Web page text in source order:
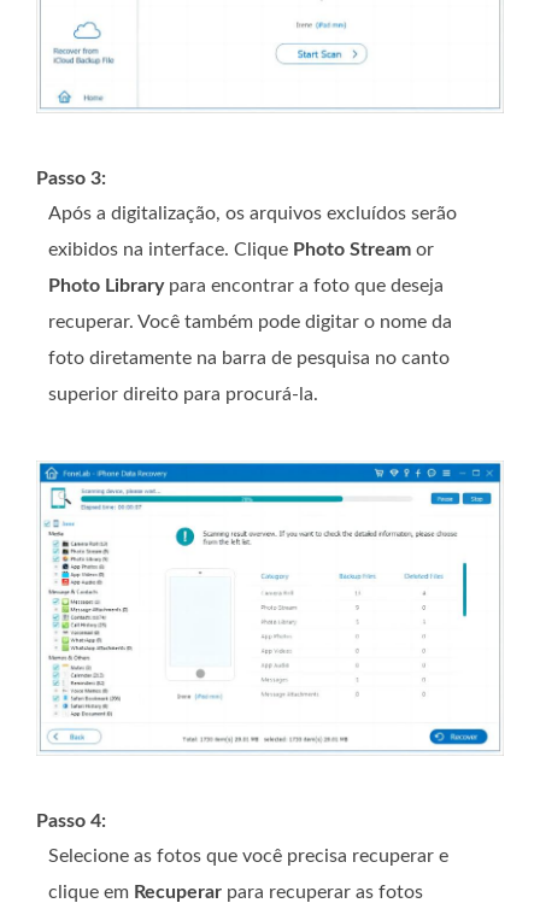
Passo 3:
Após a digitalização, os arquivos excluídos serão
exibidos na interface. Clique Photo Stream or
Photo Librarypara encontrar a foto que deseja
recuperar. Você também pode digitar o nome da
foto diretamente na barra de pesquisa no canto
superior direito para procurá-la.
Passo 4:
Selecione as fotos que você precisa recuperar e
clique em Recuperar para recuperar as fotos